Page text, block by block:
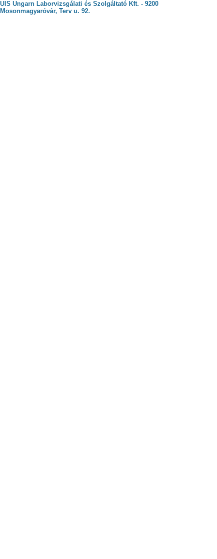
UIS Ungarn Laborvizsgálati és Szolgáltató Kft. - 9200
Mosonmagyaróvár, Terv u. 92.